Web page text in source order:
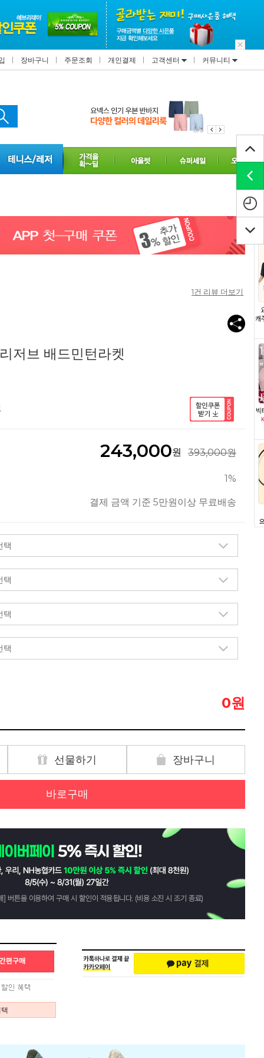
장바구니 주문조회 개인결제 고객센터 커뮤니티
3/3
1건 리뷰 더보기
저브 배드민턴라켓
243,000원 393,000원
1%
결제 금액 기준 5만원이상 무료배송
0원
선물하기 장바구니
바로구매